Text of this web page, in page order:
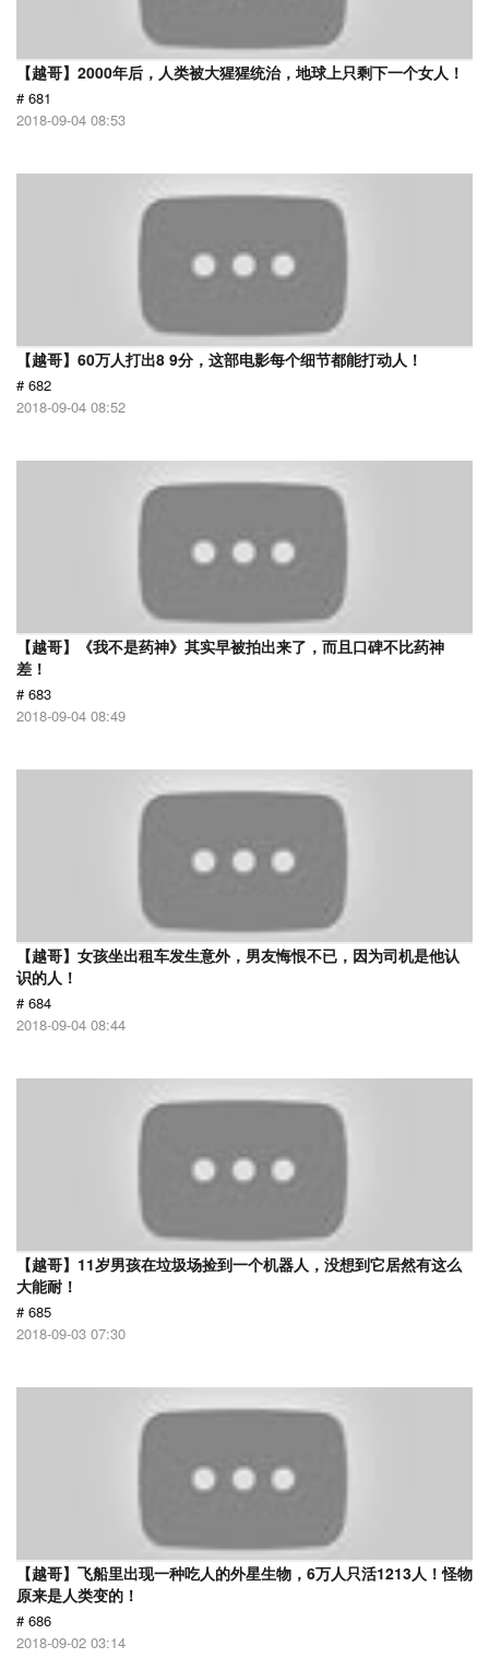
【越哥】2000年后，人类被大猩猩统治，地球上只剩下一个女人！
# 681
2018-09-04 08:53
【越哥】60万人打出8 9分，这部电影每个细节都能打动人！
# 682
2018-09-04 08:52
【越哥】《我不是药神》其实早被拍出来了，而且口碑不比药神
差！
# 683
2018-09-04 08:49
【越哥】女孩坐出租车发生意外，男友悔恨不已，因为司机是他认
识的人！
# 684
2018-09-04 08:44
【越哥】11岁男孩在垃圾场捡到一个机器人，没想到它居然有这么
大能耐！
# 685
2018-09-03 07:30
【越哥】飞船里出现一种吃人的外星生物，6万人只活1213人！怪物
原来是人类变的！
# 686
2018-09-02 03:14